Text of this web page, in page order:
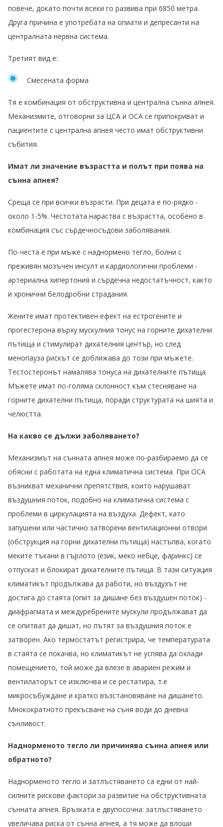
повече, докато почти всеки го развива при 6850 метра.
Друга причина е употребата на опиати и депресанти на
централната нервна система.
Третият вид е:
Смесената форма
Тя е комбинация от обструктивна и централна сънна апнея.
Механизмите, отговорни за ЦСА и ОСА се припокриват и
пациентите с централна апнея често имат обструктивни
събития.
Имат ли значение възрастта и полът при поява на
сънна апнея?
Среща се при всички възрасти. При децата е по-рядко -
около 1-5%. Честотата нараства с възрастта, особено в
комбинация със сърдечносъдови заболявания.
По-честа е при мъже с наднормено тегло, болни с
преживян мозъчен инсулт и кардиологични проблеми -
артериална хипертония и сърдечна недостатъчност, както
и хронични белодробни страдания.
Жените имат протективен ефект на естрогените и
прогестерона върху мускулния тонус на горните дихателни
пътища и стимулират дихателния център, но след
менопауза рискът се доближава до този при мъжете.
Тестостеронът намалява тонуса на дихателните пътища.
Мъжете имат по-голяма склонност към стесняване на
горните дихателни пътища, поради структурата на шията и
челюстта.
На какво се дължи заболяването?
Механизмът на сънната апнея може по-разбираемо да се
обясни с работата на една климатична система. При ОСА
възникват механични препятствия, които нарушават
въздушния поток, подобно на климатична система с
проблеми в циркулацията на въздуха. Дефект, като
запушени или частично затворени вентилационни отвори
(обструкция на горни дихателни пътища) настъпва, когато
меките тъкани в гърлото (език, меко небце, фаринкс) се
отпускат и блокират дихателните пътища. В тази ситуация
климатикът продължава да работи, но въздухът не
достига до стаята (опит за дишане без въздушен поток) -
диафрагмата и междуребрените мускули продължават да
се опитват да дишат, но пътят за въздушния поток е
затворен. Ако термостатът регистрира, че температурата
в стаята се покачва, но климатикът не успява да охлади
помещението, той може да влезе в авариен режим и
вентилаторът се изключва и се рестатира, т.е
микросъбуждане и кратко възстановяване на дишането.
Мнокократното прекъсване на съня води до дневна
сънливост.
Наднорменото тегло ли причинява сънна апнея или
обратното?
Наднорменото тегло и затлъстяването са едни от най-
силните рискови фактори за развитие на обструктивната
сънната апнея. Връзката е двупосочна: затлъстяването
увеличава риска от сънна апнея, а тя може да влоши